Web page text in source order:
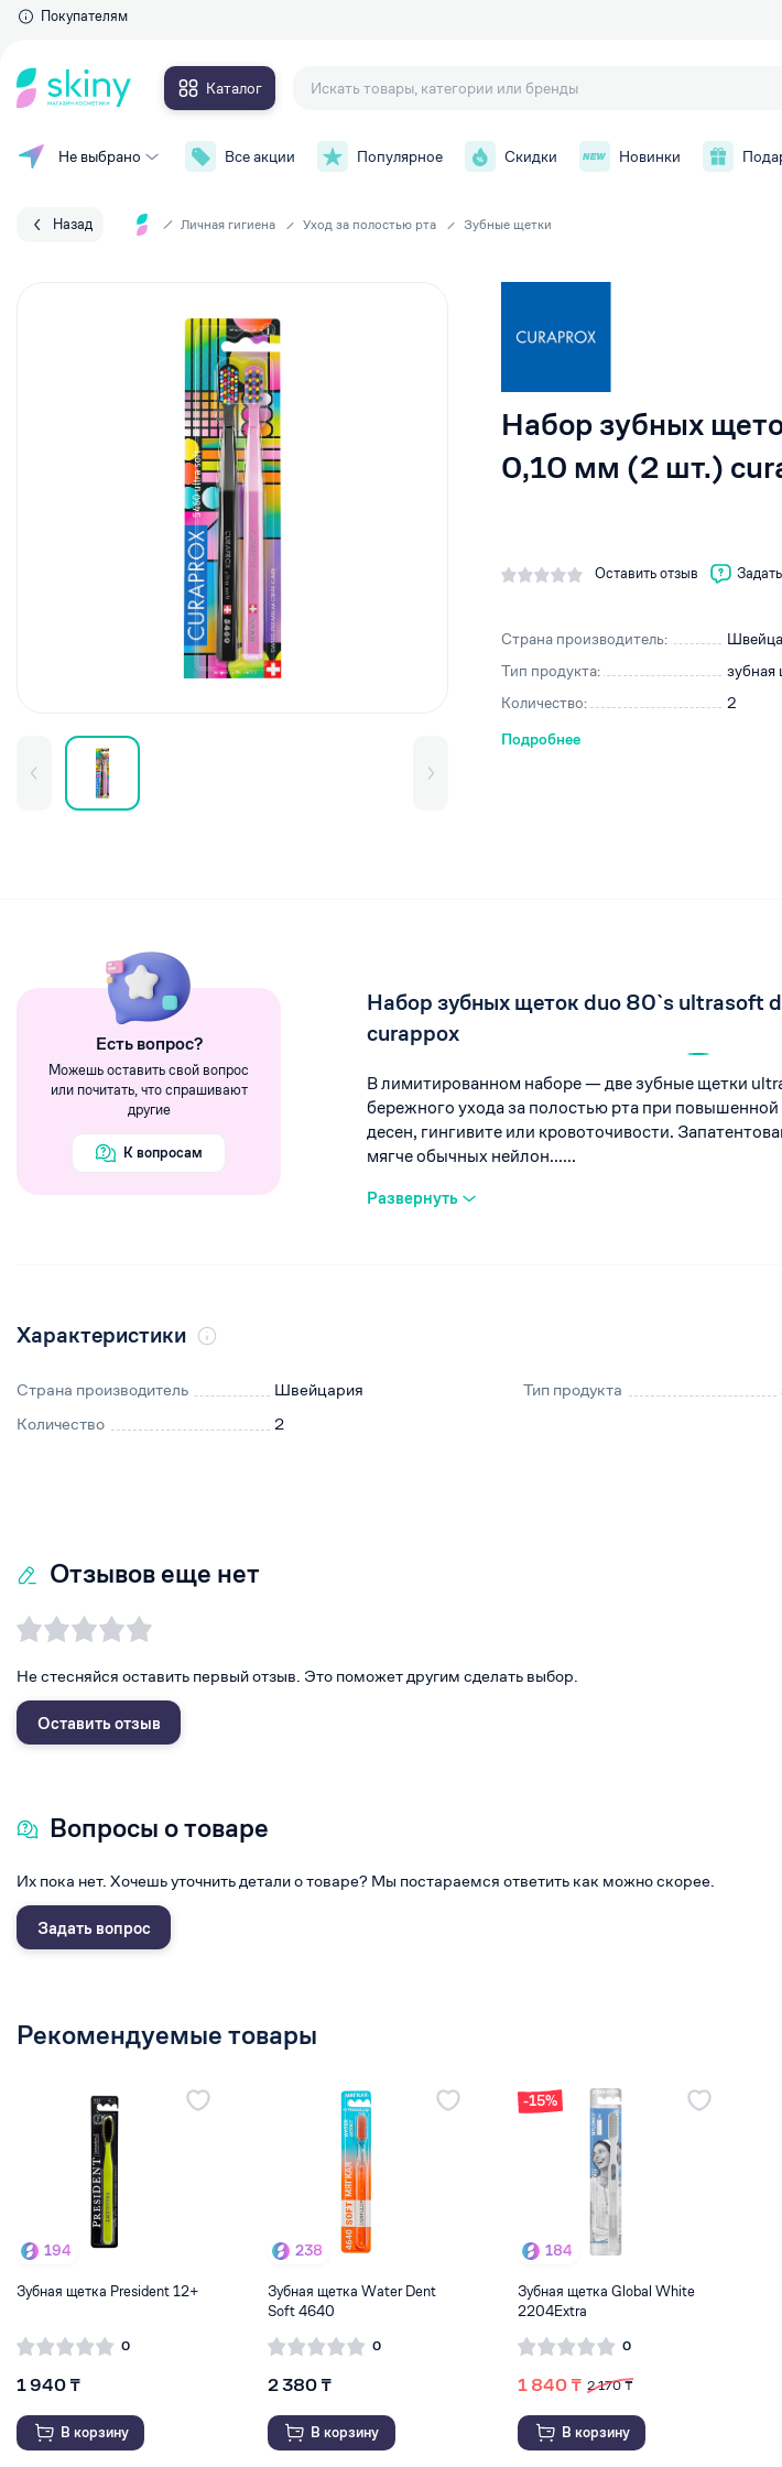
Покупателям
Каталог
Не выбрано Все акции Популярное Скидки Новинки
Назад Личная гигиена Уход за полостью рта Зубные щетки
Набор зубных
0,10 мм (2 шт.)
Оставить отзыв
Страна производитель:
Тип продукта:
зубная
Количество:
2
Подробнее
Eсть вопрос?
Можешь оставить свой вопрос
или почитать, что спрашивают
другие
К вопросам
Набор зубных щеток duo 80`s ultrasoft
curappox
В лимитированном наборе — две зубные щетки
бережного ухода за полостью рта при
десен, гингивите или кровоточивости.
мягче обычных нейлон......
Развернуть
Характеристики
Страна производитель Швейцария Тип продукта
Количество
2
Отзывов еще нет
Не стесняйся оставить первый отзыв. Это поможет другим сделать выбор.
Оставить отзыв
Вопросы о товаре
Их пока нет. Хочешь уточнить детали о товаре? Мы постараемся ответить как можно скорее.
Задать вопрос
Рекомендуемые товары
194
Зубная щетка President 12+
0
1 940 ₸
В корзину
238
Зубная щетка Water Dent
Soft 4640
0
2 380 ₸
В корзину
-15%
184
Зубная щетка Global White
2204Extra
0
1 840 ₸ 2 170 ₸
В корзину
Макияж
Уход за лицом
Наборы и сертификаты
Для глаз
Тени для век
Сыворотки для ресниц и бровей
Для губ
Губные помады
Блески для губ
Карандаши для губ
Для бровей
Тушь для бровей
Карандаши и лайнеры для бровей
Помады и тинты для бровей
Набор для бровей